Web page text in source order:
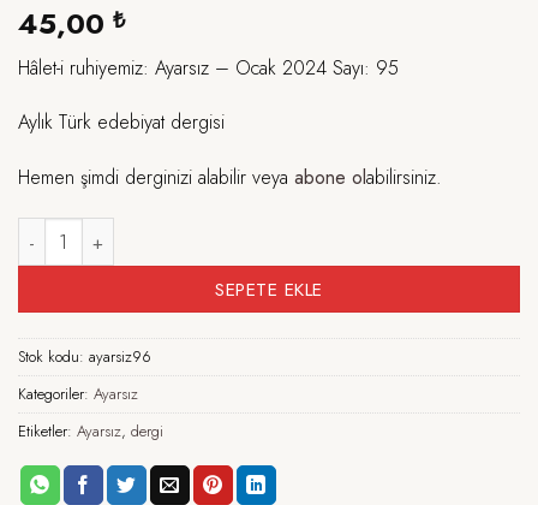
45,00 ₺
Hâlet-i ruhiyemiz: Ayarsız – Ocak 2024 Sayı: 95
Aylık Türk edebiyat dergisi
Hemen şimdi derginizi alabilir veya abone olabilirsiniz.
Ayarsız – Şubat 2024 Sayı: 96 adet
SEPETE EKLE
Stok kodu: ayarsiz96
Kategoriler: Ayarsız
Etiketler: Ayarsız, dergi